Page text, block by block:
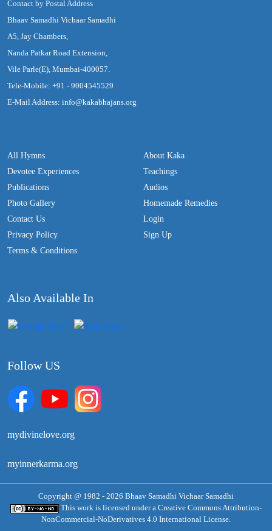
Contact by Postal Address
Bhaav Samadhi Vichaar Samadhi
A5, Jay Chambers,
Nanda Patkar Road Extension,
Vile Parle(E), Mumbai-400057.
Tele-Mobile: +91 - 9004545529
E-Mail Address: info@kakabhajans.org
All Hymns
Devotee Experiences
Publications
Photo Gallery
Contact Us
Privacy Policy
Terms & Conditions
About Kaka
Teachings
Audios
Homemade Remedies
Login
Sign Up
Also Available In
Follow US
mydivinelove.org
myinnerkarma.org
Copyright @ 1982 - 2026 Bhaav Samadhi Vichaar Samadhi
This work is licensed under a Creative Commons Attribution-
NonCommercial-NoDerivatives 4.0 International License.